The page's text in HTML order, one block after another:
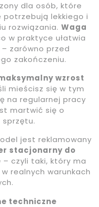
dla osób, które
lekkiego i
rozwiązania. Waga
w praktyce ułatwia
– zarówno przed
zakończeniu.
wzrost
mieścisz się w tym
na regularnej pracy
martwić się o
jest reklamowany
stacjonarny do
– czyli taki, który ma
realnych warunkach
techniczne